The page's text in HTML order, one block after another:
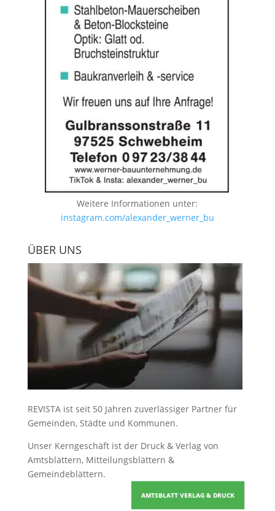
Weitere Informationen unter:
instagram.com/alexander_werner_bu
ÜBER UNS
REVISTA ist seit 50 Jahren zuverlässiger Partner für
Gemeinden, Städte und Kommunen.
Unser Kerngeschäft ist der Druck & Verlag von
Amtsblättern, Mitteilungsblättern &
Gemeindeblättern.
AMTSBLATT VERLAG & DRUCK